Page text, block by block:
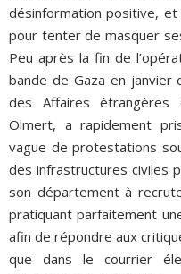
désinformation positive,
pour tenter de masquer
Peu après la fin de
bande de Gaza en janvier
des Affaires étrangères
Olmert, a rapidement
vague de protestations
des infrastructures civiles
son département à
pratiquant parfaitement
afin de répondre aux
que dans le courrier